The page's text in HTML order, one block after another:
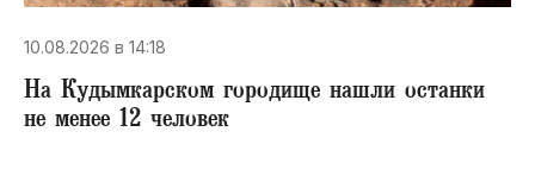
10.08.2026 в 14:18
На Кудымкарском городище нашли останки
не менее 12 человек